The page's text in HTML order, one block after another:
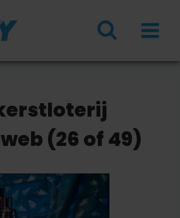
(26 of 49)